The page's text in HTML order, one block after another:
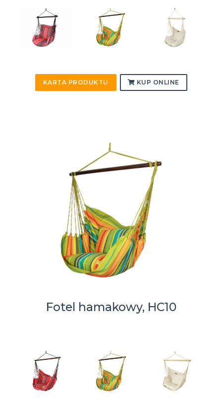
KARTA PRODUKTU KUP ONLINE
Fotel hamakowy, HC10